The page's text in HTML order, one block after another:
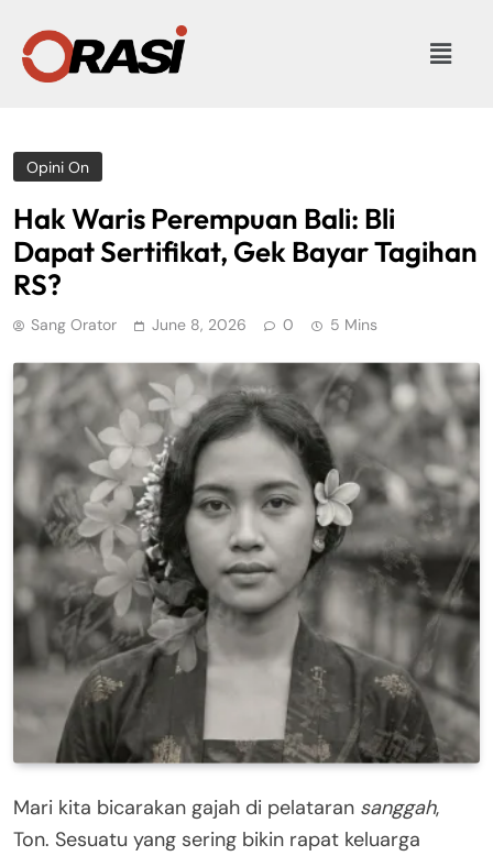
Opini On
Hak Waris Perempuan Bali: Bli
Dapat Sertifikat, Gek Bayar Tagihan
RS?
Sang Orator June 8, 2026 0 5 Mins
Mari kita bicarakan gajah di pelataran sanggah,
Ton. Sesuatu yang sering bikin rapat keluarga